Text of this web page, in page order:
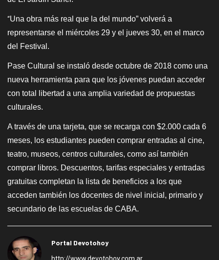
“Una obra más real que la del mundo” volverá a
representarse el miércoles 29 y el jueves 30, en el marco
del Festival.
Pase Cultural se instaló desde octubre de 2018 como una
nueva herramienta para que los jóvenes puedan acceder
con total libertad a una amplia variedad de propuestas
culturales.
A través de una tarjeta, que se recarga con $2.000 cada 6
meses, los estudiantes pueden comprar entradas al cine,
teatro, museos, centros culturales, como así también
comprar libros. Descuentos, tarifas especiales y entradas
gratuitas completan la lista de beneficios a los que
acceden también los docentes de nivel inicial, primario y
secundario de las escuelas de CABA.
Portal Devotohoy